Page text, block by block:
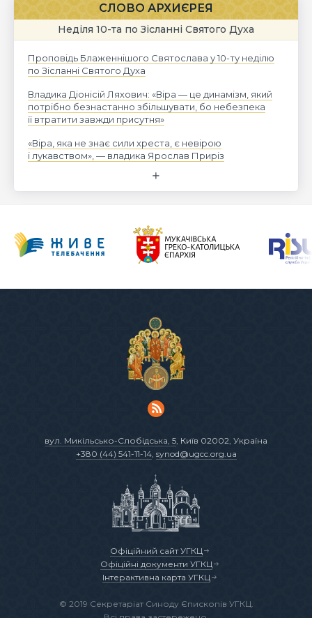
СЛОВО АРХИЄРЕЯ
Неділя 10-та по Зісланні Святого Духа
Проповідь Блаженнішого Святослава у 10-ту неділю
по Зісланні Святого Духа
Владика Діонісій Ляхович: «Віра — це динамізм, який
потрібно безнастанно збільшувати, бо небезпека
її втратити завжди присутня»
«Віра, яка не знає сили хреста, є невірою
і лукавством», — владика Ярослав Приріз
вул. Микільсько-Слобідська, 5, Київ 02002, Україна
+380 (44) 541-11-14, synod@ugcc.org.ua
Офіційний сайт УГКЦ
Офіційні документи УГКЦ
Інтерактивна карта УГКЦ
© 2019 Секретаріат Синоду Єпископів УГКЦ.